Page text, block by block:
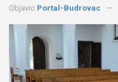
Objavio Portal-Budrovac